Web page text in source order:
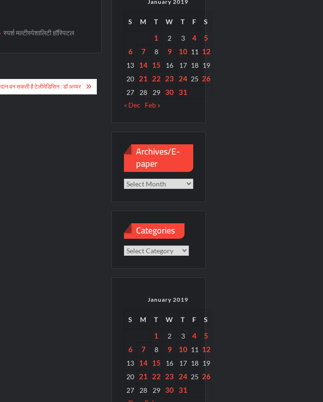
स्पर्श मल्टीस्पेशालिटी हॉस्पिटल
बन सकती है टेलीमेडिसिन : डॉ अय्यर
January 2019
S M T W T F S
1 2 3 4
5
6
7 8 9 10 11 12
13 14 15 16 17 18 19
20
21 22 23 24 25 26
27 28 29 30 31
« Dec Feb »
Archives/E-
paper
Archives/E-
Categories
Categories
January 2019
S M T W T F S
1 2 3 4
5
6
7 8 9 10 11 12
13 14 15 16 17 18 19
20
21 22 23 24 25 26
27 28 29 30 31